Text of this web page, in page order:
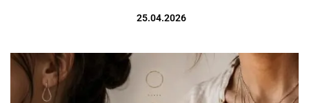
25.04.2026